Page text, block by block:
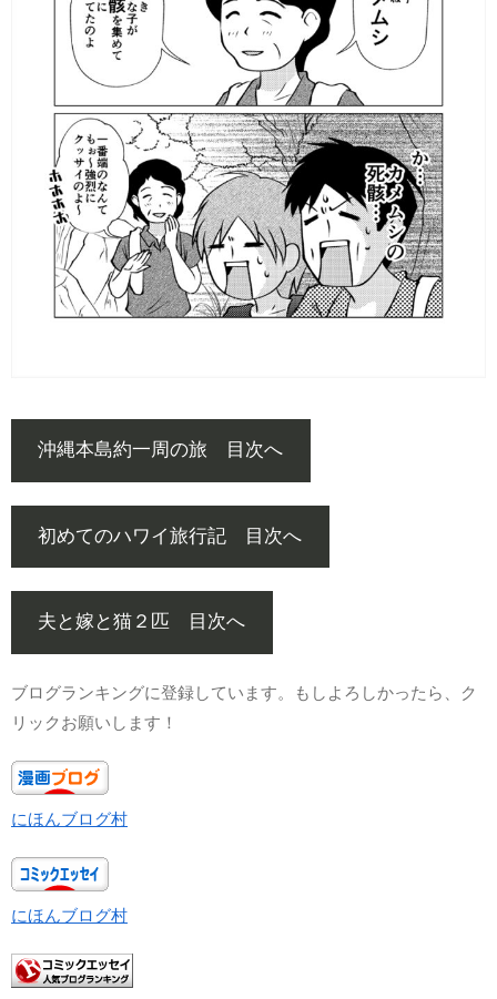
沖縄本島約一周の旅 目次へ
初めてのハワイ旅行記 目次へ
夫と嫁と猫２匹 目次へ
ブログランキングに登録しています。もしよろしかったら、ク
リックお願いします！
にほんブログ村
にほんブログ村